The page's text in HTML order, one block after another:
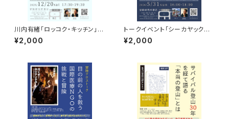
川内有緒「ロッコク・キッチン」出
版記念トークイベント録画視聴
権
¥2,000
トークイベント「シーカヤックで
インドネシアの潮流を渡る」録画
視聴権
¥2,000